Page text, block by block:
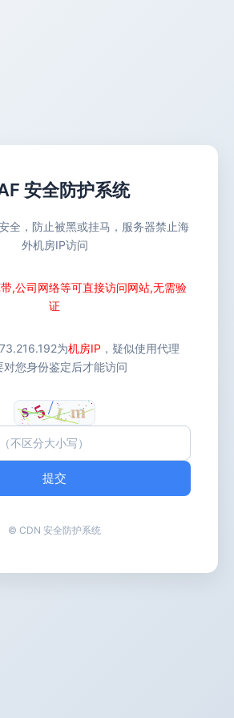
安全防护系统
全，防止被黑或挂马，服务器禁止海
外机房IP访问
,公司网络等可直接访问网站,无需验
证
为机房IP ，疑似使用代理
对您身份鉴定后才能访问
提交
© CDN 安全防护系统